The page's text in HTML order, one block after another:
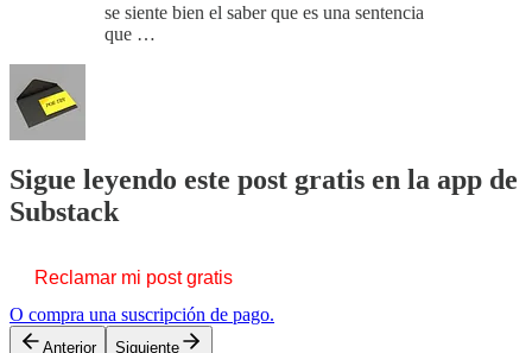
se siente bien el saber que es una sentencia
que …
Sigue leyendo este post gratis en la app de
Substack
Reclamar mi post gratis
O compra una suscripción de pago.
Anterior Siguiente